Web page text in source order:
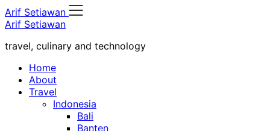
Skip
to
Arif Setiawan
Arif Setiawan
travel, culinary and technology
Home
About
Travel
Indonesia
Bali
Banten